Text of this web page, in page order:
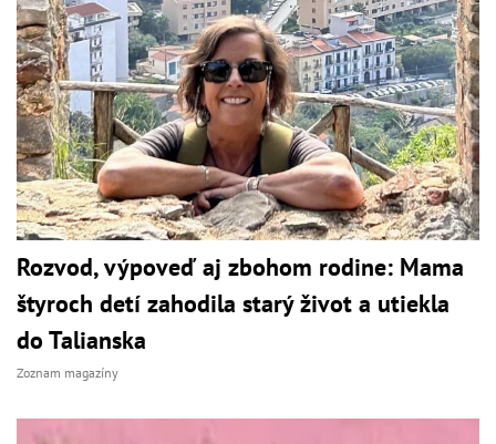
Rozvod, výpoveď aj zbohom rodine: Mama
štyroch detí zahodila starý život a utiekla
do Talianska
Zoznam magazíny